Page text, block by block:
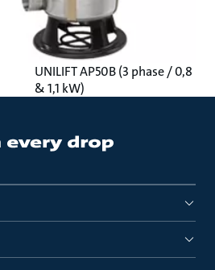
UNILIFT AP50B (3 phase / 0,8
& 1,1 kW)